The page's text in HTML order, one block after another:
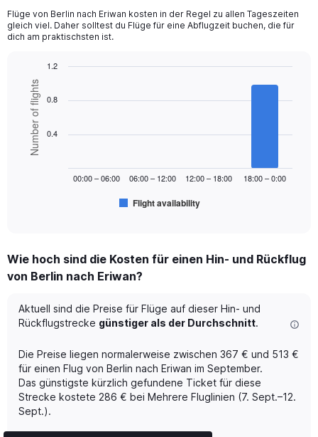
The
chart
axis
displaying
values.
Range:
Flüge von Berlin nach Eriwan kosten in der Regel zu allen Tageszeiten
gleich viel. Daher solltest du Flüge für eine Abflugzeit buchen, die für
dich am praktischsten ist.
Bar
chart
with
bars.
The
Range:
6
The
chart
has
Y
axis
displaying
Number
of
Chart
graphic.
Number of flights
Flight availability
00:00 – 06:00 06:00 – 12:00 12:00 – 18:00 18:00 – 0:00
0.4
0.8
1.2
Wie hoch sind die Kosten für einen Hin- und Rückflug
von Berlin nach Eriwan?
Aktuell sind die Preise für Flüge auf dieser Hin- und
Rückflugstrecke günstiger als der Durchschnitt.
Die Preise liegen normalerweise zwischen 367 € und 513 €
für einen Flug von Berlin nach Eriwan im September.
Das günstigste kürzlich gefundene Ticket für diese
Strecke kostete 286 € bei Mehrere Fluglinien (7. Sept.–12.
Sept.).